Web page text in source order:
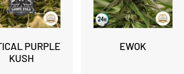
PURPLE
KUSH
EWOK